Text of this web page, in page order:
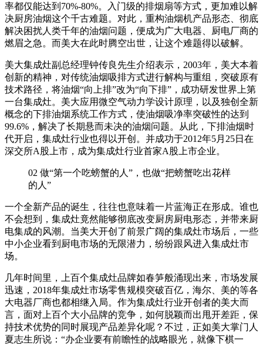
率都仅能达到70%-80%。入门级的排烟扇等方式，更加难以解
决厨房油烟这个千古难题。对此，重构油烟机产品形态、彻底
解决困扰人类千年的油烟问题，便成为广大电器、厨电厂商的
燃眉之急。而美大在此时腾空出世，让这个难题得以破解。
美大集成灶副总经理钟传良先生介绍表示，2003年，美大本着
创新的精神，对传统油烟吸排方式进行解构与重组，突破原有
技术路径，将油烟“向上排”改为“向下排”，成功研发世界上第
一台集成灶。美大应用微空气动力学设计原理，以及独创全新
概念的下排油烟系统工作方式，使油烟吸净率突破性的达到
99.6%，解决了长期悬而未决的油烟问题。从此，下排油烟时
代开启，集成灶行业也得以开创。并成功于2012年5月25日在
深交所A股上市，成为集成灶行业首家A股上市企业。
02 做“第一个吃螃蟹的人”，也做“把螃蟹吃出花样
的人”
一个全新产品的诞生，往往也意味着一片蓝海正在形成。谁也
不会想到，集成灶竟然能够彻底改变厨房厨电形态，并带来厨
电集成的风潮。当美大开创了前景广阔的集成灶市场后，一些
中小企业看到厨电市场的无限潜力，纷纷跟风进入集成灶市
场。
几年时间里，上百个集成灶品牌如春笋般涌现出来，市场发展
迅速，2018年集成灶市场零售规模突破百亿，海尔、美的等各
大电器厂商也都相继入局。作为集成灶行业开创者的美大而
言，面对上百个大小品牌的竞争，如何脱颖而出甩开差距，保
持技术优势的同时展现产品差异化呢？不过，正如美大掌门人
夏志生所说：“办企业要有前瞻性的战略眼光，就像下棋一